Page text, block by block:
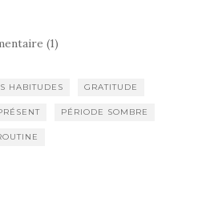
(1)
HABITUDES GRATITUDE
PÉRIODE SOMBRE